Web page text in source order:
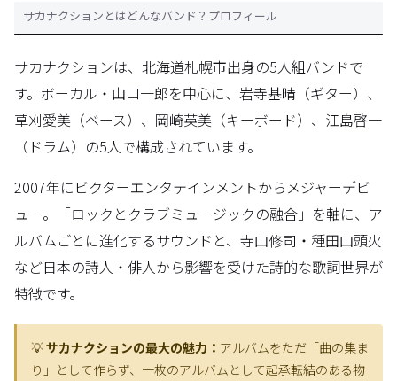
サカナクションとはどんなバンド？プロフィール
サカナクションは、北海道札幌市出身の5人組バンドで
す。ボーカル・山口一郎を中心に、岩寺基晴（ギター）、
草刈愛美（ベース）、岡崎英美（キーボード）、江島啓一
（ドラム）の5人で構成されています。
2007年にビクターエンタテインメントからメジャーデビ
ュー。「ロックとクラブミュージックの融合」を軸に、ア
ルバムごとに進化するサウンドと、寺山修司・種田山頭火
など日本の詩人・俳人から影響を受けた詩的な歌詞世界が
特徴です。
💡サカナクションの最大の魅力： アルバムをただ「曲の集ま
り」として作らず、一枚のアルバムとして起承転結のある物